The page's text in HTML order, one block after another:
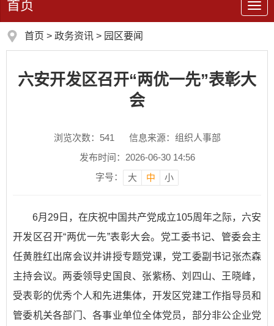
导
航
首页
首页 > 政务资讯 > 园区要闻
六安开发区召开“两优一先”表彰大
会
浏览次数： 541
信息来源：组织人事部
发布时间：2026-06-30 14:56
字号：
大 中 小
6月29日，在庆祝中国共产党成立105周年之际，六安
开发区召开“两优一先”表彰大会。党工委书记、管委会主
任黄胜红出席会议并讲授专题党课，党工委副书记张杰森
主持会议。两委领导史国良、张紫杨、刘四山、王晓峰，
受表彰的优秀个人和先进集体，开发区党建工作指导员和
管委机关各部门、各事业单位全体党员，部分非公企业党